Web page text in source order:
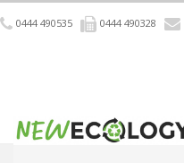
0444 490535 0444 490328